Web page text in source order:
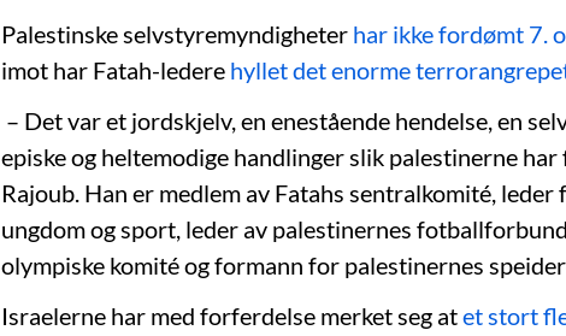
Palestinske selvstyremyndigheter har ikke fordømt 7.
imot har Fatah-ledere hyllet det enorme
– Det var et jordskjelv, en enestående hendelse, en
episke og heltemodige handlinger slik palestinerne
Rajoub. Han er medlem av Fatahs sentralkomité,
ungdom og sport, leder av palestinernes
olympiske komité og formann for palestinernes
Israelerne har med forferdelse merket seg atet stort